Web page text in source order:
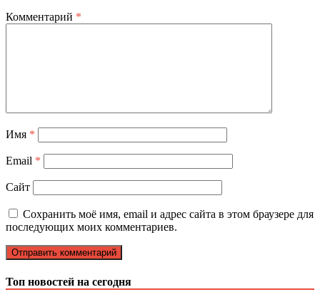
Комментарий *
Имя *
Email *
Сайт
Сохранить моё имя, email и адрес сайта в этом браузере для
последующих моих комментариев.
Топ новостей на сегодня